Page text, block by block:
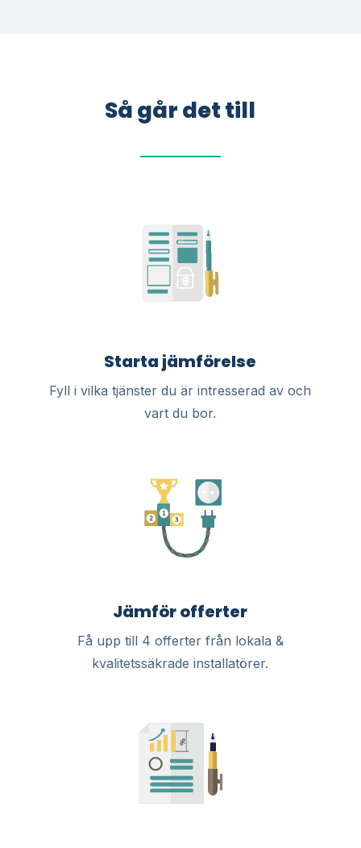
Så går det till
Starta jämförelse
Fyll i vilka tjänster du är intresserad av och
vart du bor.
Jämför offerter
Få upp till 4 offerter från lokala &
kvalitetssäkrade installatörer.